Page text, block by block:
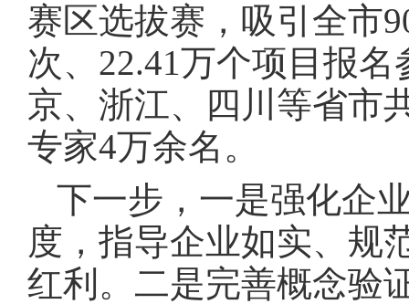
赛区选拔赛，吸引全市
次、22.41万个项目报
京、浙江、四川等省市
专家4万余名。
下一步，一是强化企
度，指导企业如实、规
红利。二是完善概念验